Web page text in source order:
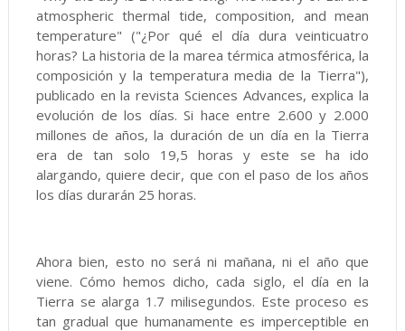
atmospheric thermal tide, composition, and mean
temperature" ("¿Por qué el día dura veinticuatro
horas? La historia de la marea térmica atmosférica, la
composición y la temperatura media de la Tierra"),
publicado en la revista Sciences Advances, explica la
evolución de los días. Si hace entre 2.600 y 2.000
millones de años, la duración de un día en la Tierra
era de tan solo 19,5 horas y este se ha ido
alargando, quiere decir, que con el paso de los años
los días durarán 25 horas.
Ahora bien, esto no será ni mañana, ni el año que
viene. Cómo hemos dicho, cada siglo, el día en la
Tierra se alarga 1.7 milisegundos. Este proceso es
tan gradual que humanamente es imperceptible en